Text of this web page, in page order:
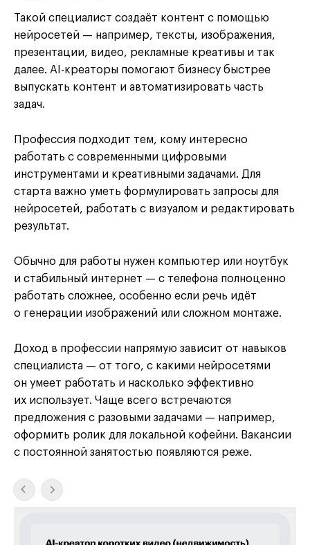
Такой специалист создаёт контент с помощью
нейросетей — например, тексты, изображения,
презентации, видео, рекламные креативы и так
далее. AI-креаторы помогают бизнесу быстрее
выпускать контент и автоматизировать часть
задач.
Профессия подходит тем, кому интересно
работать с современными цифровыми
инструментами и креативными задачами. Для
старта важно уметь формулировать запросы для
нейросетей, работать с визуалом и редактировать
результат.
Обычно для работы нужен компьютер или ноутбук
и стабильный интернет — с телефона полноценно
работать сложнее, особенно если речь идёт
о генерации изображений или сложном монтаже.
Доход в профессии напрямую зависит от навыков
специалиста — от того, с какими нейросетями
он умеет работать и насколько эффективно
их использует. Чаще всего встречаются
предложения с разовыми задачами — например,
оформить ролик для локальной кофейни. Вакансии
с постоянной занятостью появляются реже.